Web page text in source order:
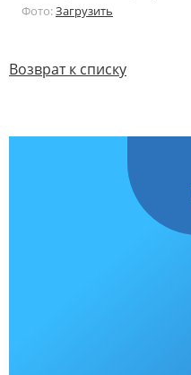
Фото:Загрузить
Возврат к списку